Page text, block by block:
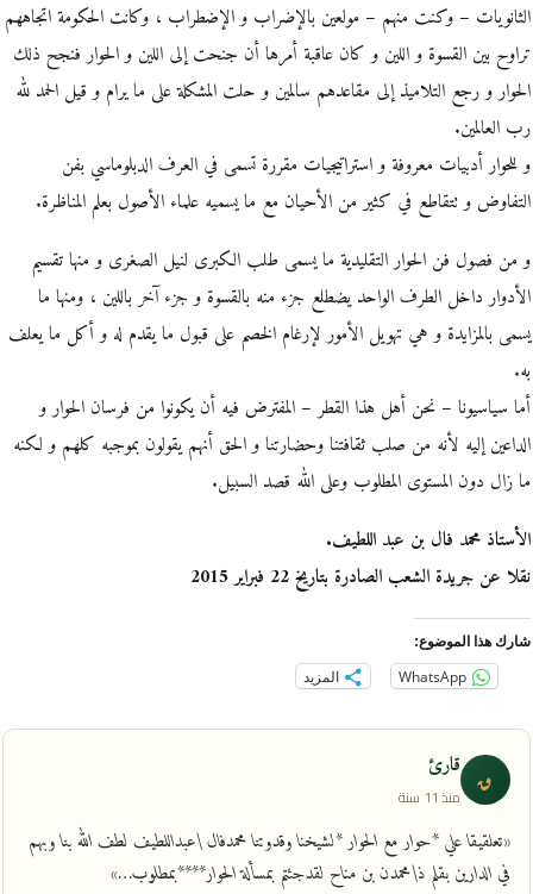
الثانويات – وكنت منهم – مولعين بالإضراب و الإضطراب ، وكانت الحكومة اتجاههم
تراوح بين القسوة و اللين و كان عاقبة أمرها أن جنحت إلى اللين و الحوار فنجح ذلك
الحوار و رجع التلاميذ إلى مقاعدهم سالمين و حلت المشكلة على ما يرام و قيل الحمد لله
رب العالمين.
و للحوار أدبيات معروفة و استراتيجيات مقررة تسمى في العرف الدبلوماسي بفن
التفاوض و تتقاطع في كثير من الأحيان مع ما يسميه علماء الأصول بعلم المناظرة.
و من فصول فن الحوار التقليدية ما يسمى طلب الكبرى لنيل الصغرى و منها تقسيم
الأدوار داخل الطرف الواحد يضطلع جزء منه بالقسوة و جزء آخر باللين ، ومنها ما
يسمى بالمزايدة و هي تهويل الأمور لإرغام الخصم على قبول ما يقدم له و أكل ما يعلف
به.
أما سياسيونا – نحن أهل هذا القطر – المفترض فيه أن يكونوا من فرسان الحوار و
الداعين إليه لأنه من صلب ثقافتنا وحضارتنا و الحق أنهم يقولون بموجبه كلهم و لكنه
ما زال دون المستوى المطلوب وعلى الله قصد السبيل.
الأستاذ محمد فال بن عبد اللطيف.
نقلا عن جريدة الشعب الصادرة بتاريخ 22 فبراير 2015
شارك هذا الموضوع:
WhatsApp المزيد
ق قارئ
منذ 11 سنة
«تعلقيقا علي *حوار مع الحوار *لشيخنا وقدوتنا محمدفال \عبداللطيف لطف الله بنا وبهم
في الدارين بقلم ذ\محمدن بن مناح لقدجئتم بمسألة الحوار****بمطلوب…»